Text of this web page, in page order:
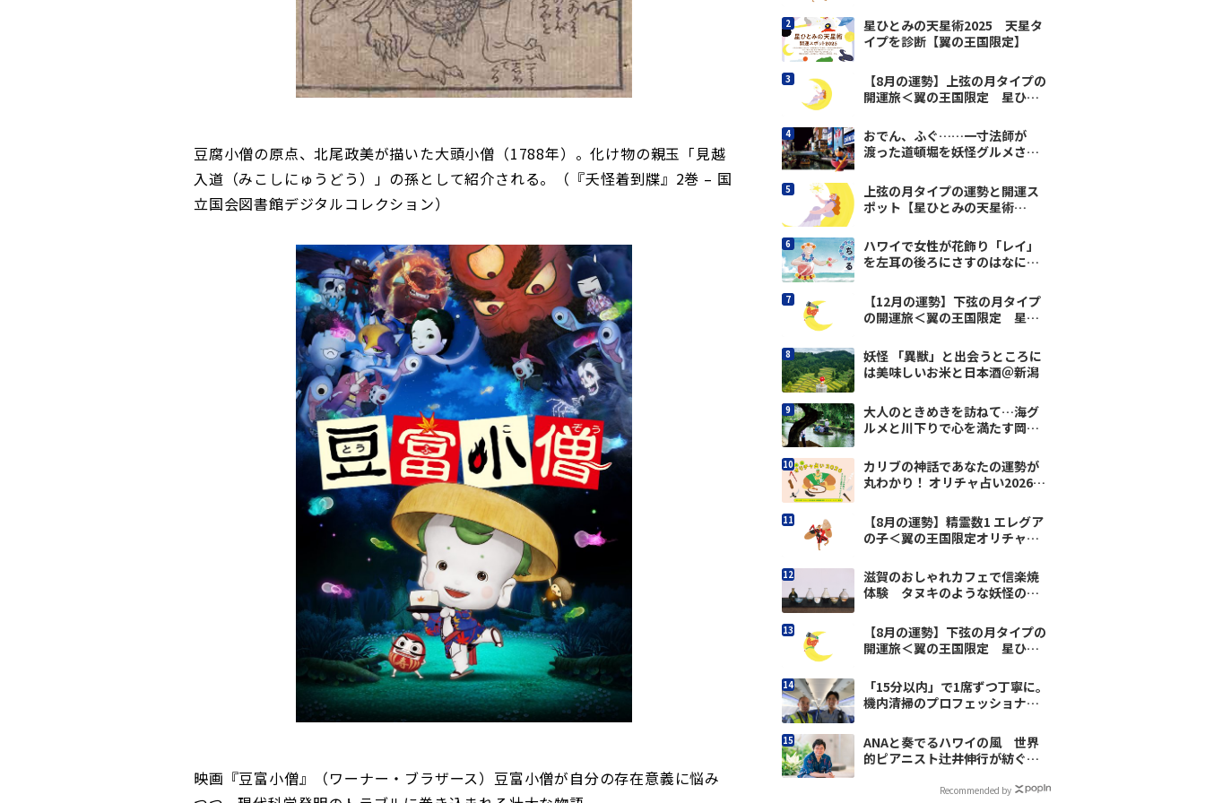
豆腐小僧の原点、北尾政美が描いた大頭小僧（1788年）。化け物の親玉「見越
入道（みこしにゅうどう）」の孫として紹介される。（『夭怪着到牒』2巻 – 国
立国会図書館デジタルコレクション）
映画『豆富小僧』（ワーナー・ブラザース）豆富小僧が自分の存在意義に悩み
星ひとみの天星術2025 天星タ
イプを診断【翼の王国限定】
【8月の運勢】上弦の月タイプの
開運旅＜翼の王国限定 星ひと
おでん、ふぐ……一寸法師が
渡った道頓堀を妖怪グルメさん
上弦の月タイプの運勢と開運ス
ポット【星ひとみの天星術
ハワイで女性が花飾り「レイ」
を左耳の後ろにさすのはなにを
【12月の運勢】下弦の月タイプ
の開運旅＜翼の王国限定 星ひ
妖怪 「異獣」と出会うところに
は美味しいお米と日本酒＠新潟
大人のときめきを訪ねて…海グ
ルメと川下りで心を満たす岡
カリブの神話であなたの運勢が
丸わかり！ オリチャ占い2026
【8月の運勢】精霊数1 エレグア
の子＜翼の王国限定オリチャ占
滋賀のおしゃれカフェで信楽焼
体験 タヌキのような妖怪の正
【8月の運勢】下弦の月タイプの
開運旅＜翼の王国限定 星ひと
「15分以内」で1席ずつ丁寧に。
機内清掃のプロフェッショナル
ANAと奏でるハワイの風 世界
的ピアニスト辻井伸行が紡ぐ音
Recommended by